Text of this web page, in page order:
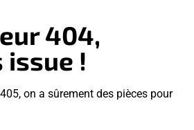
404,
issue !
on a sûrement des pièces pour